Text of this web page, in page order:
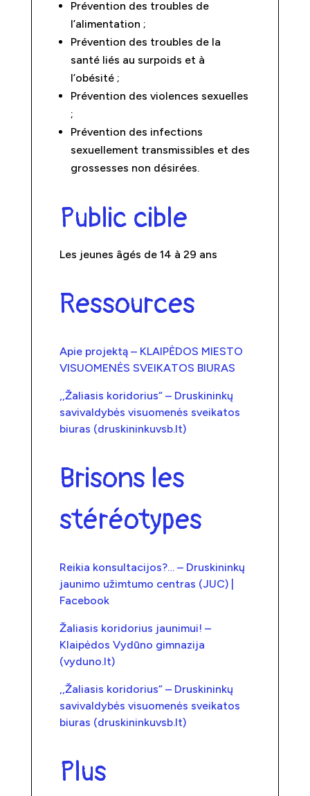
Prévention des troubles de
l’alimentation ;
Prévention des troubles de la
santé liés au surpoids et à
l’obésité ;
Prévention des violences sexuelles
;
Prévention des infections
sexuellement transmissibles et des
grossesses non désirées.
Public cible
Les jeunes âgés de 14 à 29 ans
Ressources
Apie projektą – KLAIPĖDOS MIESTO
VISUOMENĖS SVEIKATOS BIURAS
,,Žaliasis koridorius“ – Druskininkų
savivaldybės visuomenės sveikatos
biuras (druskininkuvsb.lt)
Brisons les
stéréotypes
Reikia konsultacijos?… – Druskininkų
jaunimo užimtumo centras (JUC) |
Facebook
Žaliasis koridorius jaunimui! –
Klaipėdos Vydūno gimnazija
(vyduno.lt)
,,Žaliasis koridorius“ – Druskininkų
savivaldybės visuomenės sveikatos
biuras (druskininkuvsb.lt)
Plus